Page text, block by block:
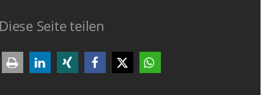
Diese Seite teilen